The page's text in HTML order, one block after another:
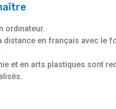
ordinateur.
en français avec le
et en arts plastiques sont